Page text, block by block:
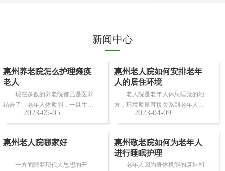
新闻中心
惠州养老院怎么护理瘫痪
老人
现在多数的养老院都已是医养
结合了。老年人体质弱，一旦生
病，多数情况下都会面临卧床修
养，这时候就需...
2023-05-05
惠州老人院如何安排老年
人的居住环境
老人院是老年人休息睡觉的地
方，环境质量直接关系到老年人的
健康长寿。由于老年人适应能力和
抗病能力较...
2023-04-09
惠州老人院哪家好
一方面随着现代人思想的开
惠州敬老院如何为老年人
进行睡眠护理
老年人因为身体机能的衰退和